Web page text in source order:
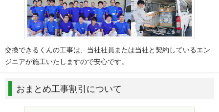
交換できるくんの工事は、当社社員または当社と契約しているエン
ジニアが施工いたしますので安心です。
おまとめ工事割引について